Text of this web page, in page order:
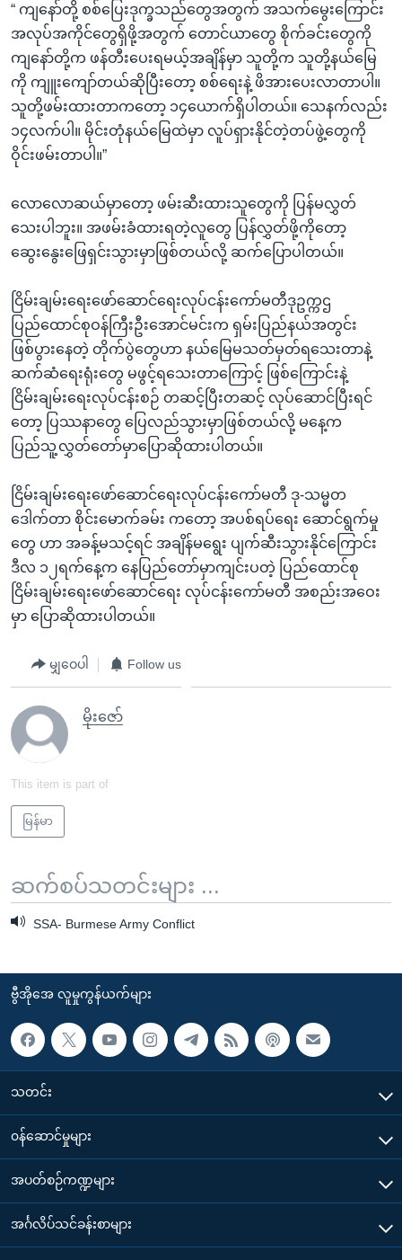
“ ကျနော်တို့ စစ်ပြေးဒုက္ခသည်တွေအတွက် အသက်မွေးကြောင်း
အလုပ်အကိုင်တွေရှိဖို့အတွက် တောင်ယာတွေ စိုက်ခင်းတွေကို
ကျနော်တို့က ဖန်တီးပေးရမယ့်အချိန်မှာ သူတို့က သူတို့နယ်မြေ
ကို ကျူးကျော်တယ်ဆိုပြီးတော့ စစ်ရေးနဲ့ ဖိအားပေးလာတာပါ။
သူတို့ဖမ်းထားတာကတော့ ၁၄ယောက်ရှိပါတယ်။ သေနက်လည်း
၁၄လက်ပါ။ မိုင်းတုံနယ်မြေထဲမှာ လူပ်ရှားနိုင်တဲ့တပ်ဖွဲ့တွေကို
ဝိုင်းဖမ်းတာပါ။”
လောလောဆယ်မှာတော့ ဖမ်းဆီးထားသူတွေကို ပြန်မလွှတ်
သေးပါဘူး။ အဖမ်းခံထားရတဲ့လူတွေ ပြန်လွှတ်ဖို့ကိုတော့
ဆွေးနွေးဖြေရှင်းသွားမှာဖြစ်တယ်လို့ ဆက်ပြောပါတယ်။
ငြိမ်းချမ်းရေးဖော်ဆောင်ရေးလုပ်ငန်းကော်မတီဒုဥက္ကဌ
ပြည်ထောင်စုဝန်ကြီးဦးအောင်မင်းက ရှမ်းပြည်နယ်အတွင်း
ဖြစ်ပွားနေတဲ့ တိုက်ပွဲတွေဟာ နယ်မြေမသတ်မှတ်ရသေးတာနဲ့
ဆက်ဆံရေးရုံးတွေ မဖွင့်ရသေးတာကြောင့် ဖြစ်ကြောင်းနဲ့
ငြိမ်းချမ်းရေးလုပ်ငန်းစဉ် တဆင့်ပြီးတဆင့် လုပ်ဆောင်ပြီးရင်
တော့ ပြဿနာတွေ ပြေလည်သွားမှာဖြစ်တယ်လို့ မနေ့က
ပြည်သူ့လွှတ်တော်မှာပြောဆိုထားပါတယ်။
ငြိမ်းချမ်းရေးဖော်ဆောင်ရေးလုပ်ငန်းကော်မတီ ဒု-သမ္မတ
ဒေါက်တာ စိုင်းမောက်ခမ်း ကတော့ အပစ်ရပ်ရေး ဆောင်ရွက်မှု
တွေ ဟာ အခန့်မသင့်ရင် အချိန်မရွေး ပျက်ဆီးသွားနိုင်ကြောင်း
ဒီလ ၁၂ရက်နေ့က နေပြည်တော်မှာကျင်းပတဲ့ ပြည်ထောင်စု
ငြိမ်းချမ်းရေးဖော်ဆောင်ရေး လုပ်ငန်းကော်မတီ အစည်းအဝေး
မှာ ပြောဆိုထားပါတယ်။
မျှဝေပါ Follow us
မိုးဇော်
This item is part of
မြန်မာ
ဆက်စပ်သတင်းများ ...
SSA- Burmese Army Conflict
ဗွီအိုအေ လူမှုကွန်ယက်များ
သတင်း
၀န်ဆောင်မှုများ
အပတ်စဉ်ကဏ္ဍများ
အင်္ဂလိပ်သင်ခန်းစာများ